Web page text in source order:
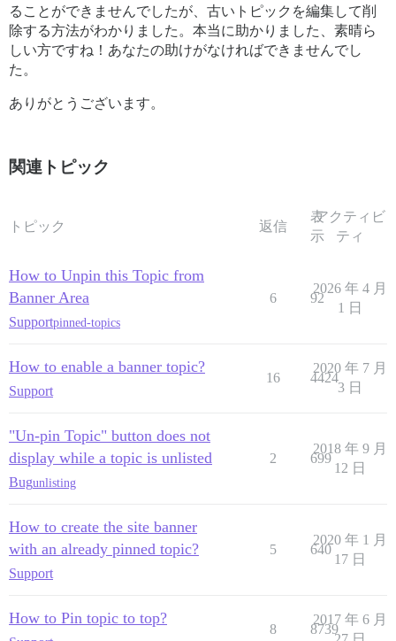
ることができませんでしたが、古いトピックを編集して削
除する方法がわかりました。本当に助かりました、素晴ら
しい方ですね！あなたの助けがなければできませんでし
た。
ありがとうございます。
関連トピック
トピック 返信
表
示
アクティビ
ティ
How to Unpin this Topic from
Banner Area
Supportpinned-topics
6 92
2026 年 4 月
1 日
How to enable a banner topic?
Support
16 4424
2020 年 7 月
3 日
"Un-pin Topic" button does not
display while a topic is unlisted
Bugunlisting
2 699
2018 年 9 月
12 日
How to create the site banner
with an already pinned topic?
Support
5 640
2020 年 1 月
17 日
How to Pin topic to top?
8 8739
2017 年 6 月